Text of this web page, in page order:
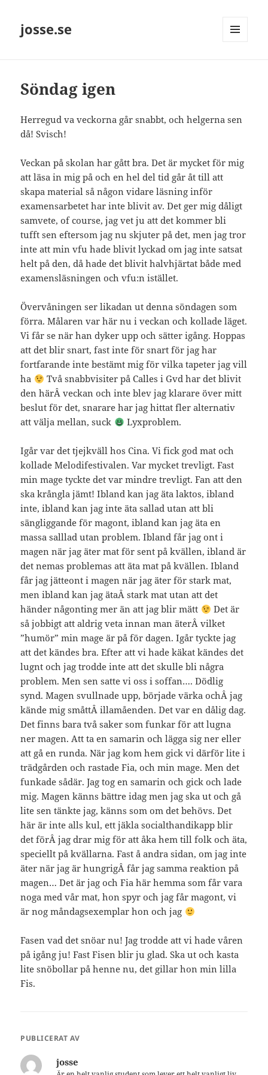
josse.se
Söndag igen
Herregud va veckorna går snabbt, och helgerna sen
då! Svisch!
Veckan på skolan har gått bra. Det är mycket för mig
att läsa in mig på och en hel del tid går åt till att
skapa material så någon vidare läsning inför
examensarbetet har inte blivit av. Det ger mig dåligt
samvete, of course, jag vet ju att det kommer bli
tufft sen eftersom jag nu skjuter på det, men jag tror
inte att min vfu hade blivit lyckad om jag inte satsat
helt på den, då hade det blivit halvhjärtat både med
examensläsningen och vfu:n istället.
Övervåningen ser likadan ut denna söndagen som
förra. Målaren var här nu i veckan och kollade läget.
Vi får se när han dyker upp och sätter igång. Hoppas
att det blir snart, fast inte för snart för jag har
fortfarande inte bestämt mig för vilka tapeter jag vill
ha
Två snabbvisiter på Calles i Gvd har det blivit
den härÂ veckan och inte blev jag klarare över mitt
beslut för det, snarare har jag hittat fler alternativ
att välja mellan, suck
Lyxproblem.
Igår var det tjejkväll hos Cina. Vi fick god mat och
kollade Melodifestivalen. Var mycket trevligt. Fast
min mage tyckte det var mindre trevligt. Fan att den
ska krångla jämt! Ibland kan jag äta laktos, ibland
inte, ibland kan jag inte äta sallad utan att bli
sängliggande för magont, ibland kan jag äta en
massa salllad utan problem. Ibland får jag ont i
magen när jag äter mat för sent på kvällen, ibland är
det nemas problemas att äta mat på kvällen. Ibland
får jag jätteont i magen när jag äter för stark mat,
men ibland kan jag ätaÂ stark mat utan att det
händer någonting mer än att jag blir mätt
Det är
så jobbigt att aldrig veta innan man äterÂ vilket
”humör” min mage är på för dagen. Igår tyckte jag
att det kändes bra. Efter att vi hade käkat kändes det
lugnt och jag trodde inte att det skulle bli några
problem. Men sen satte vi oss i soffan…. Dödlig
synd. Magen svullnade upp, började värka ochÂ jag
kände mig småttÂ illamåenden. Det var en dålig dag.
Det finns bara två saker som funkar för att lugna
ner magen. Att ta en samarin och lägga sig ner eller
att gå en runda. När jag kom hem gick vi därför lite i
trädgården och rastade Fia, och min mage. Men det
funkade sådär. Jag tog en samarin och gick och lade
mig. Magen känns bättre idag men jag ska ut och gå
lite sen tänkte jag, känns som om det behövs. Det
här är inte alls kul, ett jäkla socialthandikapp blir
det förÂ jag drar mig för att åka hem till folk och äta,
speciellt på kvällarna. Fast å andra sidan, om jag inte
äter när jag är hungrigÂ får jag samma reaktion på
magen… Det är jag och Fia här hemma som får vara
noga med vår mat, hon spyr och jag får magont, vi
är nog måndagsexemplar hon och jag
Fasen vad det snöar nu! Jag trodde att vi hade våren
på igång ju! Fast Fisen blir ju glad. Ska ut och kasta
lite snöbollar på henne nu, det gillar hon min lilla
Fis.
PUBLICERAT AV
josse